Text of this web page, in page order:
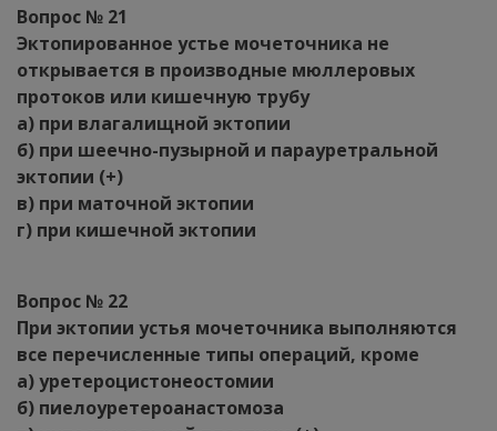
Вопрос № 21
Эктопированное устье мочеточника не
открывается в производные мюллеровых
протоков или кишечную трубу
а) при влагалищной эктопии
б) при шеечно-пузырной и парауретральной
эктопии (+)
в) при маточной эктопии
г) при кишечной эктопии
Вопрос № 22
При эктопии устья мочеточника выполняются
все перечисленные типы операций, кроме
а) уретероцистонеостомии
б) пиелоуретероанастомоза